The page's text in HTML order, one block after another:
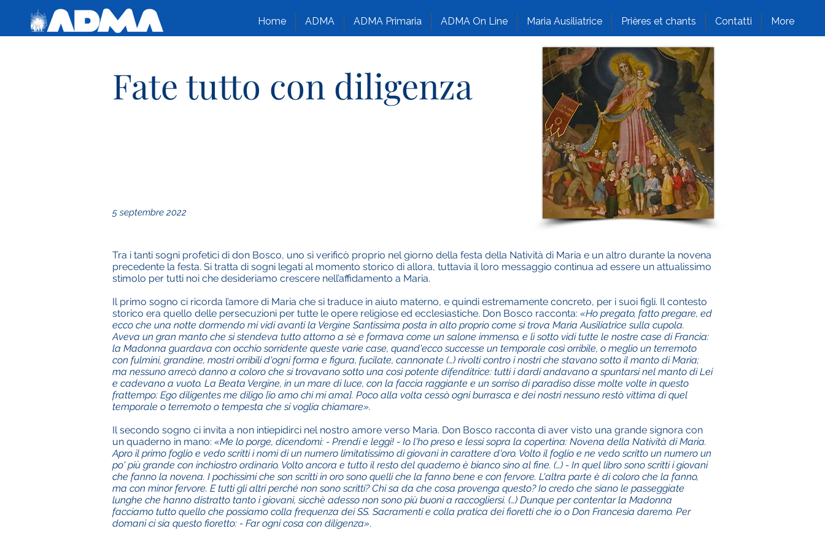
Home ADMA ADMA Primaria ADMA On Line Maria Ausiliatrice Prières et chants Contatti More
Fate tutto con diligenza
5 septembre 2022
Tra i tanti sogni profetici di don Bosco, uno si verificò proprio nel giorno della festa della Natività di Maria e un altro durante la novena
precedente la festa. Si tratta di sogni legati al momento storico di allora, tuttavia il loro messaggio continua ad essere un attualissimo
stimolo per tutti noi che desideriamo crescere nell’affidamento a Maria.
Il primo sogno ci ricorda l’amore di Maria che si traduce in aiuto materno, e quindi estremamente concreto, per i suoi figli. Il contesto
storico era quello delle persecuzioni per tutte le opere religiose ed ecclesiastiche. Don Bosco racconta: «Ho pregato, fatto pregare, ed
ecco che una notte dormendo mi vidi avanti la Vergine Santissima posta in alto proprio come si trova Maria Ausiliatrice sulla cupola.
Aveva un gran manto che si stendeva tutto attorno a sè e formava come un salone immenso, e lì sotto vidi tutte le nostre case di Francia:
la Madonna guardava con occhio sorridente queste varie case, quand'ecco successe un temporale così orribile, o meglio un terremoto
con fulmini, grandine, mostri orribili d'ogni forma e figura, fucilate, cannonate (…) rivolti contro i nostri che stavano sotto il manto di Maria;
ma nessuno arrecò danno a coloro che si trovavano sotto una così potente difenditrice: tutti i dardi andavano a spuntarsi nel manto di Lei
e cadevano a vuoto. La Beata Vergine, in un mare di luce, con la faccia raggiante e un sorriso di paradiso disse molte volte in questo
frattempo: Ego diligentes me diligo [io amo chi mi ama]. Poco alla volta cessò ogni burrasca e dei nostri nessuno restò vittima di quel
temporale o terremoto o tempesta che si voglia chiamare».
Il secondo sogno ci invita a non intiepidirci nel nostro amore verso Maria. Don Bosco racconta di aver visto una grande signora con
un quaderno in mano: «Me lo porge, dicendomi: - Prendi e leggi! - Io l'ho preso e lessi sopra la copertina: Novena della Natività di Maria.
Apro il primo foglio e vedo scritti i nomi di un numero limitatissimo di giovani in carattere d'oro. Volto il foglio e ne vedo scritto un numero un
po' più grande con inchiostro ordinario. Volto ancora e tutto il resto del quaderno è bianco sino al fine. (…) - In quel libro sono scritti i giovani
che fanno la novena. I pochissimi che son scritti in oro sono quelli che la fanno bene e con fervore. L'altra parte è di coloro che la fanno,
ma con minor fervore. E tutti gli altri perché non sono scritti? Chi sa da che cosa provenga questo? Io credo che siano le passeggiate
lunghe che hanno distratto tanto i giovani, sicchè adesso non sono più buoni a raccogliersi. (…) Dunque per contentar la Madonna
facciamo tutto quello che possiamo colla frequenza dei SS. Sacramenti e colla pratica dei fioretti che io o Don Francesia daremo. Per
domani ci sia questo fioretto: - Far ogni cosa con diligenza».